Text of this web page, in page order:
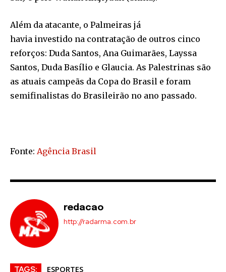
Além da atacante, o Palmeiras já
havia investido na contratação de outros cinco
reforços: Duda Santos, Ana Guimarães, Layssa
Santos, Duda Basílio e Glaucia. As Palestrinas são
as atuais campeãs da Copa do Brasil e foram
semifinalistas do Brasileirão no ano passado.
Fonte: Agência Brasil
redacao
http://radarma.com.br
TAGS: ESPORTES